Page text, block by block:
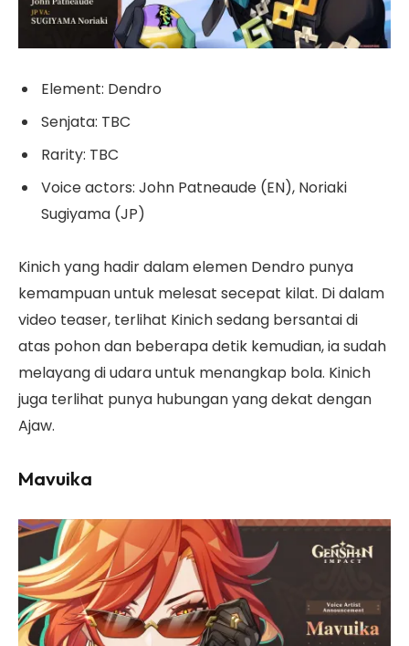
Element: Dendro
Senjata: TBC
Rarity: TBC
Voice actors: John Patneaude (EN), Noriaki
Sugiyama (JP)
Kinich yang hadir dalam elemen Dendro punya
kemampuan untuk melesat secepat kilat. Di dalam
video teaser, terlihat Kinich sedang bersantai di
atas pohon dan beberapa detik kemudian, ia sudah
melayang di udara untuk menangkap bola. Kinich
juga terlihat punya hubungan yang dekat dengan
Ajaw.
Mavuika